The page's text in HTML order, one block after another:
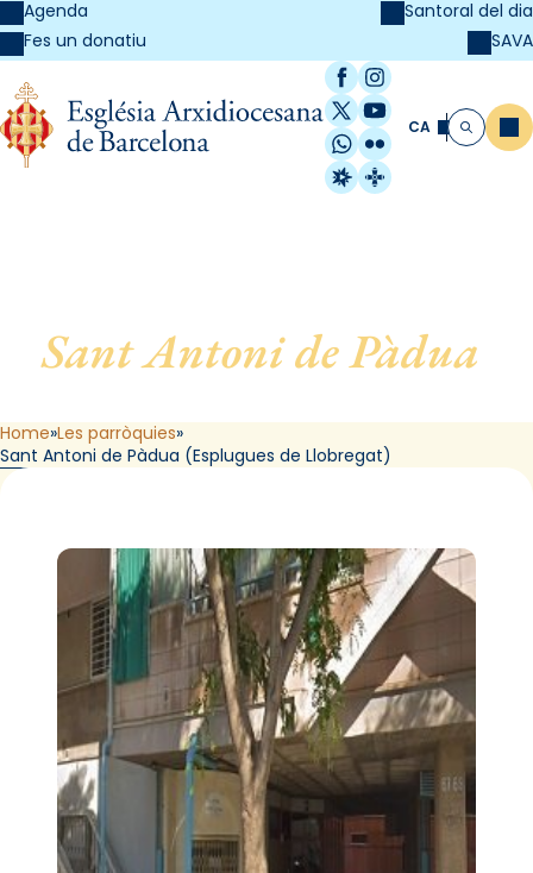
Agenda
Fes un donatiu
Santoral del dia
SAVA
Facebook
Instagram
X / Twitter
YouTube
WhatsApp
Flickr
Radio Estel
Catalunya
CA Cerca
Sant Antoni de Pàdua
Home Les parròquies
Sant Antoni de Pàdua (Esplugues de Llobregat)